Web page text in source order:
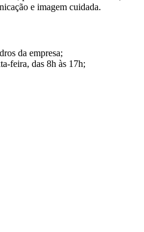
e imagem cuidada.
da empresa;
feira, das 8h às 17h;